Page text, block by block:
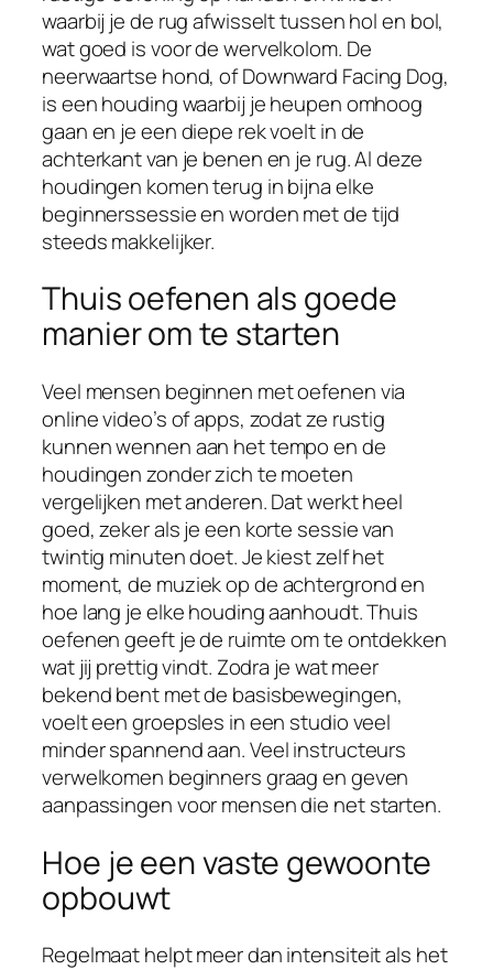
waarbij je de rug afwisselt tussen hol en bol,
wat goed is voor de wervelkolom. De
neerwaartse hond, of Downward Facing Dog,
is een houding waarbij je heupen omhoog
gaan en je een diepe rek voelt in de
achterkant van je benen en je rug. Al deze
houdingen komen terug in bijna elke
beginnerssessie en worden met de tijd
steeds makkelijker.
Thuis oefenen als goede
manier om te starten
Veel mensen beginnen met oefenen via
online video’s of apps, zodat ze rustig
kunnen wennen aan het tempo en de
houdingen zonder zich te moeten
vergelijken met anderen. Dat werkt heel
goed, zeker als je een korte sessie van
twintig minuten doet. Je kiest zelf het
moment, de muziek op de achtergrond en
hoe lang je elke houding aanhoudt. Thuis
oefenen geeft je de ruimte om te ontdekken
wat jij prettig vindt. Zodra je wat meer
bekend bent met de basisbewegingen,
voelt een groepsles in een studio veel
minder spannend aan. Veel instructeurs
verwelkomen beginners graag en geven
aanpassingen voor mensen die net starten.
Hoe je een vaste gewoonte
opbouwt
Regelmaat helpt meer dan intensiteit als het